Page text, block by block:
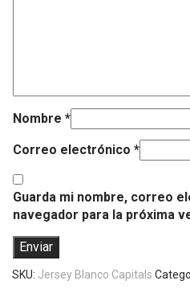
Nombre *
Correo electrónico *
Guarda mi nombre, correo
navegador para la próxima
SKU: Jersey Blanco Capitals